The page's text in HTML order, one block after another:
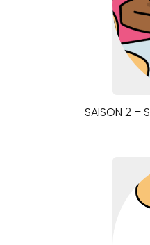
SAISON 2 –